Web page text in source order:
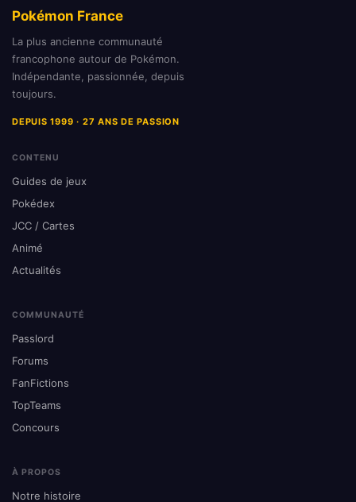
Pokémon France
La plus ancienne communauté
francophone autour de Pokémon.
Indépendante, passionnée, depuis
toujours.
DEPUIS 1999 · 27 ANS DE PASSION
CONTENU
Guides de jeux
Pokédex
JCC / Cartes
Animé
Actualités
COMMUNAUTÉ
Passlord
Forums
FanFictions
TopTeams
Concours
À PROPOS
Notre histoire